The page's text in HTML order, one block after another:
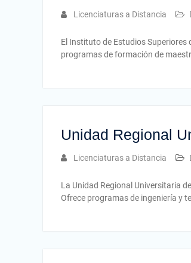
Licenciaturas a Distancia
El Instituto de Estudios
programas de formación de
Unidad Regional
Licenciaturas a Distancia
La Unidad Regional Universitaria
Ofrece programas de ingeniería y